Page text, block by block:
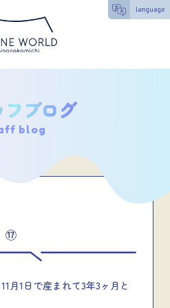
blog
⑰
月1日で産まれて3年3ヶ月と